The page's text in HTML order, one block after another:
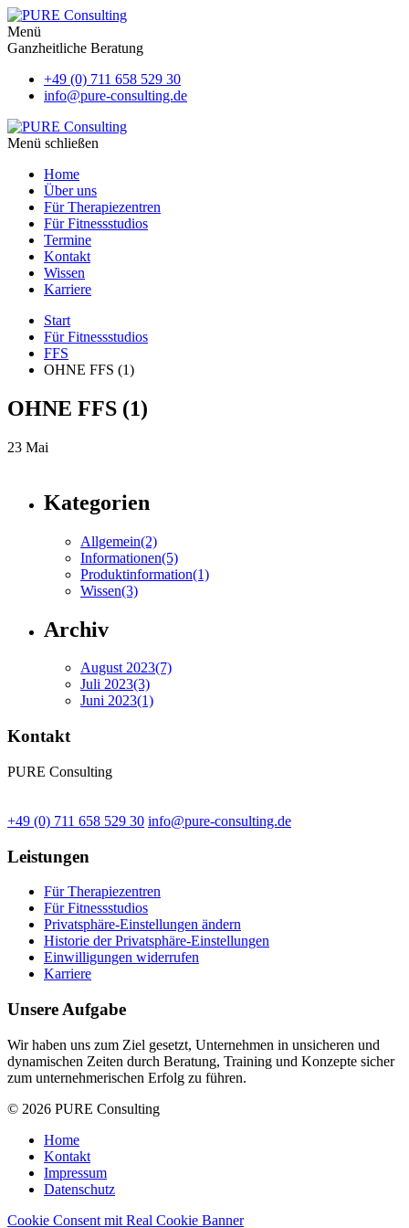
Menü
Ganzheitliche Beratung
+49 (0) 711 658 529 30
info@pure-consulting.de
Menü schließen
Home
Über uns
Für Therapiezentren
Für Fitnessstudios
Termine
Kontakt
Wissen
Karriere
Start
Für Fitnessstudios
FFS
OHNE FFS (1)
OHNE FFS (1)
23 Mai
Kategorien
Allgemein(2)
Informationen(5)
Produktinformation(1)
Wissen(3)
Archiv
August 2023(7)
Juli 2023(3)
Juni 2023(1)
Kontakt
PURE Consulting
+49 (0) 711 658 529 30 info@pure-consulting.de
Leistungen
Für Therapiezentren
Für Fitnessstudios
Privatsphäre-Einstellungen ändern
Historie der Privatsphäre-Einstellungen
Einwilligungen widerrufen
Karriere
Unsere Aufgabe
Wir haben uns zum Ziel gesetzt, Unternehmen in unsicheren und
dynamischen Zeiten durch Beratung, Training und Konzepte sicher
zum unternehmerischen Erfolg zu führen.
© 2026 PURE Consulting
Home
Kontakt
Impressum
Datenschutz
Cookie Consent mit Real Cookie Banner